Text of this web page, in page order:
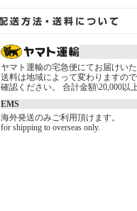
ヤマト運輸の宅急便にてお届けいた
送料は地域によって変わりますので
確認ください。 合計金額\20,000以
EMS
海外発送のみご利用頂けます。
for shipping to overseas only.